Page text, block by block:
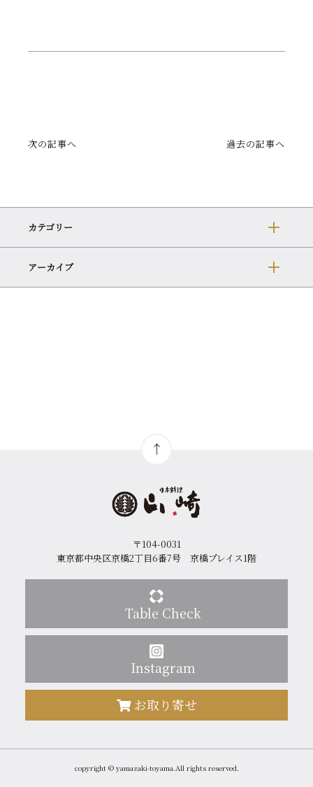
次の記事へ 過去の記事へ
カテゴリー
アーカイブ
〒104-0031
東京都中央区京橋2丁目6番7号 京橋プレイス1階
Table Check
Instagram
お取り寄せ
copyright © yamazaki-toyama.All rights reserved.